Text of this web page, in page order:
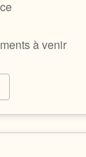
à venir